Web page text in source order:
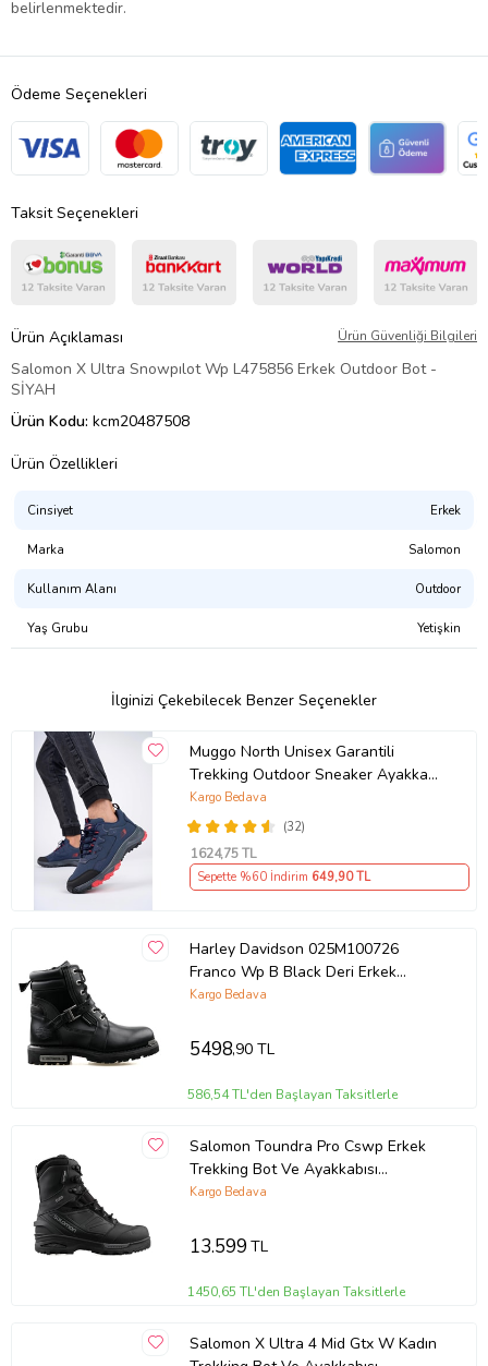
belirlenmektedir.
Ödeme Seçenekleri
Taksit Seçenekleri
Ürün Açıklaması Ürün Güvenliği Bilgileri
Salomon X Ultra Snowpılot Wp L475856 Erkek Outdoor Bot -
SİYAH
Ürün Kodu: kcm20487508
Ürün Özellikleri
Cinsiyet Erkek
Marka Salomon
Kullanım Alanı Outdoor
Yaş Grubu Yetişkin
İlginizi Çekebilecek Benzer Seçenekler
Muggo North Unisex Garantili
Trekking Outdoor Sneaker Ayakkabı
(Lacivert)
(32)
Kargo Bedava
1624,75 TL
Sepette %60 İndirim 649,90 TL
Harley Davidson 025M100726
Franco Wp B Black Deri Erkek
Günlük Bot 025M100726-FRANCO-
Kargo Bedava
5498,90 TL
586,54 TL'den Başlayan Taksitlerle
Salomon Toundra Pro Cswp Erkek
Trekking Bot Ve Ayakkabısı
L40472700 Siyah
Kargo Bedava
13.599TL
1450,65 TL'den Başlayan Taksitlerle
Salomon X Ultra 4 Mid Gtx W Kadın